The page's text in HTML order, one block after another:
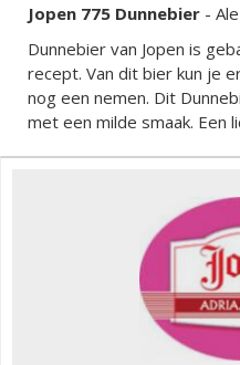
Jopen 775 Dunnebier - Ale
Dunnebier van Jopen is
recept. Van dit bier kun je
nog een nemen. Dit
met een milde smaak. Een